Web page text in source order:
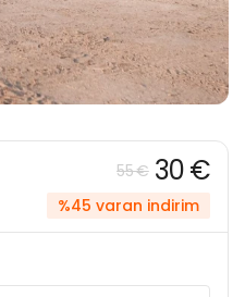
55 € 30 €
%45 varan indirim